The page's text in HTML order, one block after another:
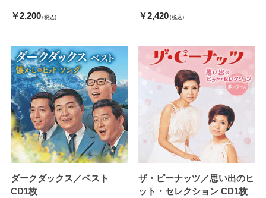
￥2,200 (税込) ￥2,420 (税込)
ダークダックス／ベスト
CD1枚
ザ・ピーナッツ／思い出のヒ
ット・セレクション CD1枚